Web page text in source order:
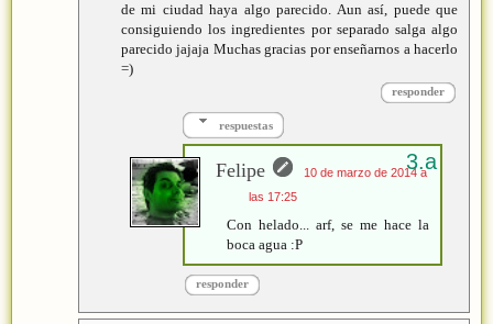
de mi ciudad haya algo parecido. Aun así, puede que
consiguiendo los ingredientes por separado salga algo
parecido jajaja Muchas gracias por enseñarnos a hacerlo
=)
responder
respuestas
Felipe
10 de marzo de 2014 a
las 17:25
Con helado... arf, se me hace la
boca agua :P
responder